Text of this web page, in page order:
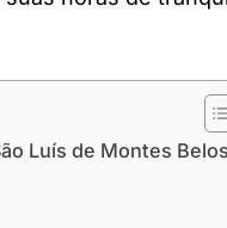
Luís de Montes